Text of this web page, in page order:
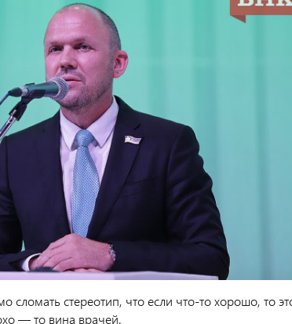
сломать стереотип, что если что-то хорошо, то
— то вина врачей.